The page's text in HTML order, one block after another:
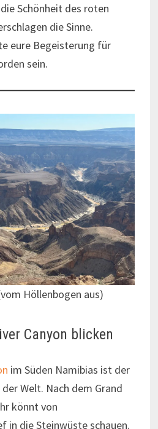
Schönheit des roten
die Sinne.
eure Begeisterung für
sein.
Höllenbogen aus)
Canyon blicken
im Süden Namibias ist der
Welt. Nach dem Grand
könnt von
in die Steinwüste schauen.